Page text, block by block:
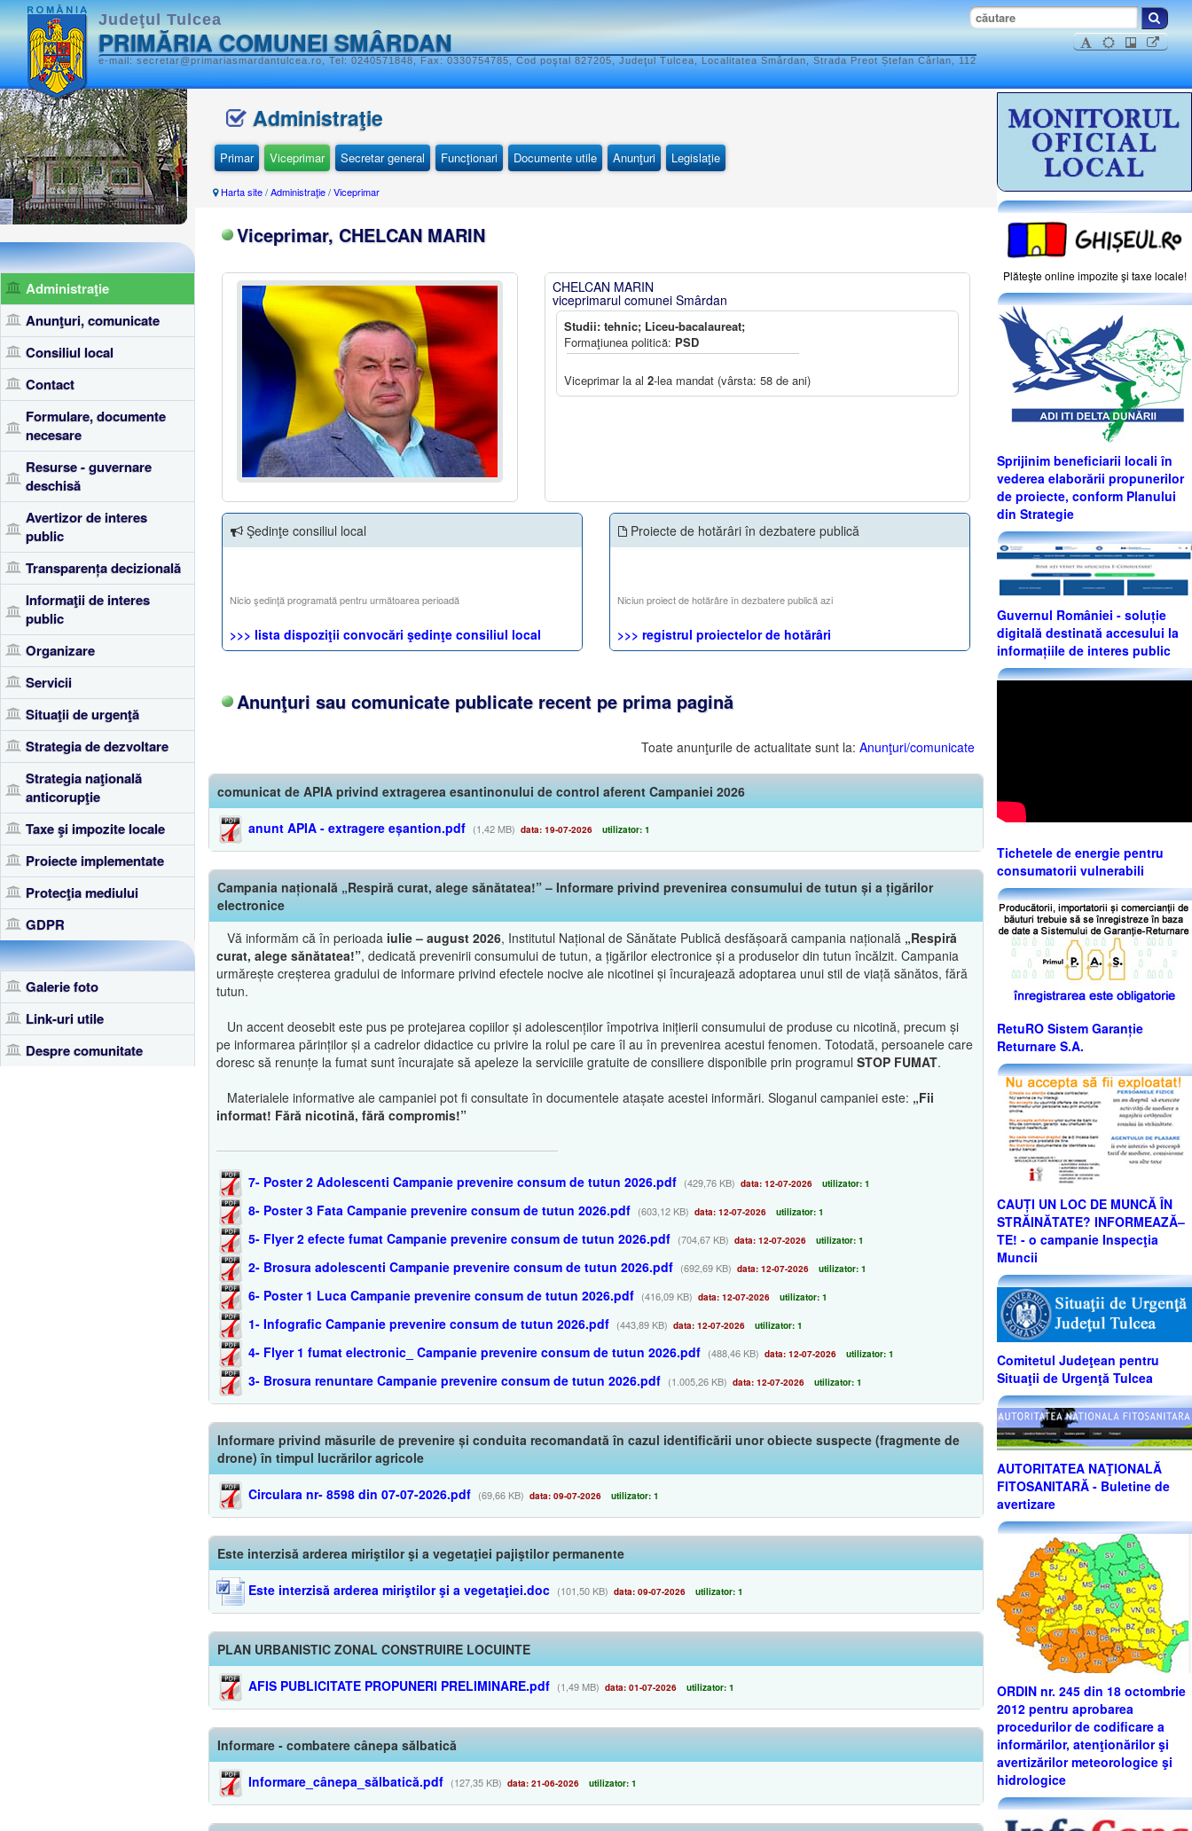
Judeţul Tulcea
PRIMĂRIA COMUNEI SMÂRDAN
e-mail: secretar@primariasmardantulcea.ro, Tel: 0240571848, Fax: 0330754785, Cod poştal 827205, Judeţul Tulcea, Localitatea Smârdan, Strada Preot Ștefan Cârlan, 112
Administraţie
Anunţuri, comunicate
Consiliul local
Contact
Formulare, documente
necesare
Resurse - guvernare
deschisă
Avertizor de interes
public
Transparența decizională
Informaţii de interes
public
Organizare
Servicii
Situaţii de urgenţă
Strategia de dezvoltare
Strategia naţională
anticorupţie
Taxe şi impozite locale
Proiecte implementate
Protecţia mediului
GDPR
Galerie foto
Link-uri utile
Despre comunitate
Administraţie
Primar Viceprimar Secretar general Funcţionari Documente utile Anunţuri Legislaţie
Harta site/Administraţie/Viceprimar
Viceprimar, CHELCAN MARIN
CHELCAN MARIN
viceprimarul comunei Smârdan
Studii: tehnic; Liceu-bacalaureat;
Formaţiunea politică: PSD
Viceprimar la al2-lea mandat (vârsta: 58 de ani)
Şedinţe consiliul local
Nicio şedinţă programată pentru următoarea perioadă
>>> lista dispoziţii convocări şedinţe consiliul local
Proiecte de hotărâri în dezbatere publică
Niciun proiect de hotărâre în dezbatere publică azi
>>> registrul proiectelor de hotărâri
Anunţuri sau comunicate publicate recent pe prima pagină
Toate anunţurile de actualitate sunt la: Anunţuri/comunicate
comunicat de APIA privind extragerea esantinonului de control aferent Campaniei 2026
anunt APIA - extragere eșantion.pdf (1,42 MB) data: 19-07-2026 utilizator: 1
Campania națională „Respiră curat, alege sănătatea!” – Informare privind prevenirea consumului de tutun și a țigărilor
electronice
Vă informăm că în perioada iulie – august 2026, Institutul Național de Sănătate Publică desfășoară campania națională „Respiră
curat, alege sănătatea!”, dedicată prevenirii consumului de tutun, a țigărilor electronice și a produselor din tutun încălzit. Campania
urmărește creșterea gradului de informare privind efectele nocive ale nicotinei și încurajează adoptarea unui stil de viață sănătos, fără
tutun.
Un accent deosebit este pus pe protejarea copiilor și adolescenților împotriva inițierii consumului de produse cu nicotină, precum și
pe informarea părinților și a cadrelor didactice cu privire la rolul pe care îl au în prevenirea acestui fenomen. Totodată, persoanele care
doresc să renunțe la fumat sunt încurajate să apeleze la serviciile gratuite de consiliere disponibile prin programul STOP FUMAT.
Materialele informative ale campaniei pot fi consultate în documentele atașate acestei informări. Sloganul campaniei este: „Fii
informat! Fără nicotină, fără compromis!”
7- Poster 2 Adolescenti Campanie prevenire consum de tutun 2026.pdf (429,76 KB) data: 12-07-2026 utilizator: 1
8- Poster 3 Fata Campanie prevenire consum de tutun 2026.pdf (603,12 KB) data: 12-07-2026 utilizator: 1
5- Flyer 2 efecte fumat Campanie prevenire consum de tutun 2026.pdf (704,67 KB) data: 12-07-2026 utilizator: 1
2- Brosura adolescenti Campanie prevenire consum de tutun 2026.pdf (692,69 KB) data: 12-07-2026 utilizator: 1
6- Poster 1 Luca Campanie prevenire consum de tutun 2026.pdf (416,09 KB) data: 12-07-2026 utilizator: 1
1- Infografic Campanie prevenire consum de tutun 2026.pdf (443,89 KB) data: 12-07-2026 utilizator: 1
4- Flyer 1 fumat electronic_ Campanie prevenire consum de tutun 2026.pdf (488,46 KB) data: 12-07-2026 utilizator: 1
3- Brosura renuntare Campanie prevenire consum de tutun 2026.pdf (1.005,26 KB) data: 12-07-2026 utilizator: 1
Informare privind măsurile de prevenire și conduita recomandată în cazul identificării unor obiecte suspecte (fragmente de
drone) în timpul lucrărilor agricole
Circulara nr- 8598 din 07-07-2026.pdf (69,66 KB) data: 09-07-2026 utilizator: 1
Este interzisă arderea miriştilor şi a vegetaţiei pajiştilor permanente
Este interzisă arderea miriştilor şi a vegetaţiei.doc (101,50 KB) data: 09-07-2026 utilizator: 1
PLAN URBANISTIC ZONAL CONSTRUIRE LOCUINTE
AFIS PUBLICITATE PROPUNERI PRELIMINARE.pdf (1,49 MB) data: 01-07-2026 utilizator: 1
Informare - combatere cânepa sălbatică
Informare_cânepa_sălbatică.pdf (127,35 KB) data: 21-06-2026 utilizator: 1
Plăteşte online impozite şi taxe locale!
Sprijinim beneficiarii locali în
vederea elaborării propunerilor
de proiecte, conform Planului
din Strategie
Guvernul României - soluție
digitală destinată accesului la
informațiile de interes public
Tichetele de energie pentru
consumatorii vulnerabili
RetuRO Sistem Garanție
Returnare S.A.
CAUȚI UN LOC DE MUNCĂ ÎN
STRĂINĂTATE? INFORMEAZĂ–
TE! - o campanie Inspecţia
Muncii
Comitetul Judeţean pentru
Situaţii de Urgenţă Tulcea
AUTORITATEA NAŢIONALĂ
FITOSANITARĂ - Buletine de
avertizare
ORDIN nr. 245 din 18 octombrie
2012 pentru aprobarea
procedurilor de codificare a
informărilor, atenţionărilor şi
avertizărilor meteorologice şi
hidrologice